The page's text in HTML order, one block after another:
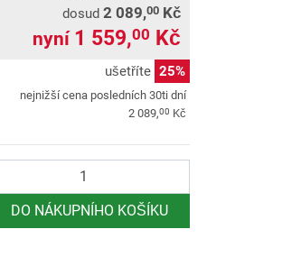
dosud 2 089,00 Kč
nyní 1 559,00 Kč
ušetříte 25%
nejnižší cena posledních 30ti dní
2 089,00 Kč
DO NÁKUPNÍHO KOŠÍKU